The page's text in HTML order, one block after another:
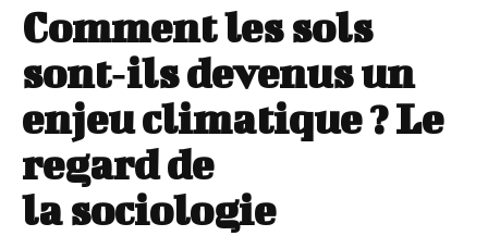
Comment les sols
sont‑ils devenus un
enjeu climatique ? Le
regard de
la sociologie